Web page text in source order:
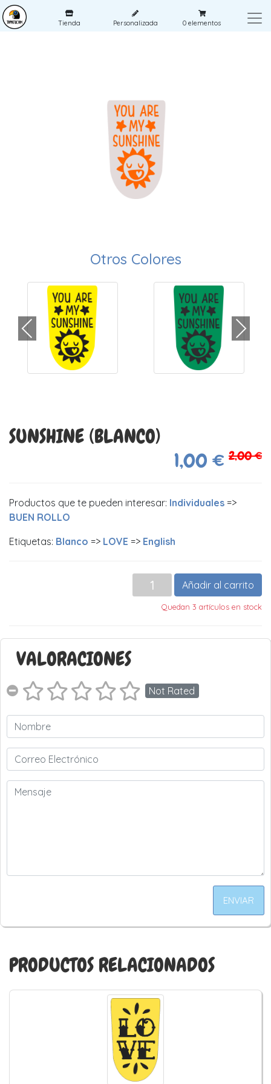
Tienda Personalizada 0 elementos
Otros Colores
SUNSHINE (BLANCO)
1,00 € 2,00 €
Productos que te pueden interesar: Individuales =>
BUEN ROLLO
Etiquetas: Blanco => LOVE => English
Añadir al carrito
Quedan 3 artículos en stock
VALORACIONES
Not Rated
ENVIAR
PRODUCTOS RELACIONADOS